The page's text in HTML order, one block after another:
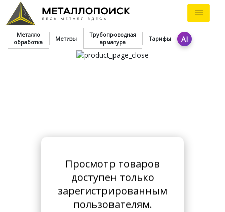
Металло
обработка
Метизы
Трубопроводная
арматура
Тарифы AI
Просмотр товаров
доступен только
зарегистрированным
пользователям.